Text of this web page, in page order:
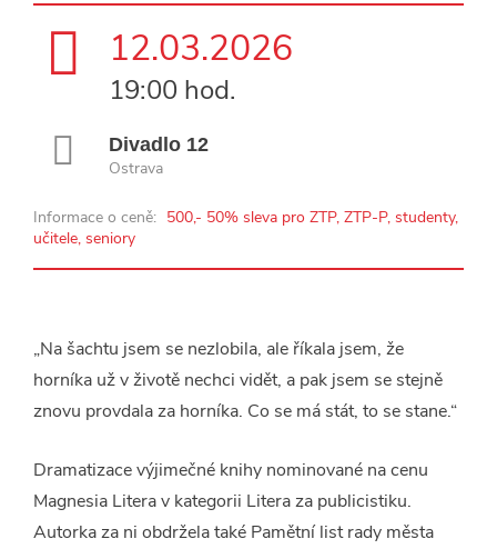
12.03.2026
19:00 hod.
Divadlo 12
Ostrava
Informace o ceně: 500,- 50% sleva pro ZTP, ZTP-P, studenty,
učitele, seniory
„Na šachtu jsem se nezlobila, ale říkala jsem, že
horníka už v životě nechci vidět, a pak jsem se stejně
znovu provdala za horníka. Co se má stát, to se stane.“
Dramatizace výjimečné knihy nominované na cenu
Magnesia Litera v kategorii Litera za publicistiku.
Autorka za ni obdržela také Pamětní list rady města